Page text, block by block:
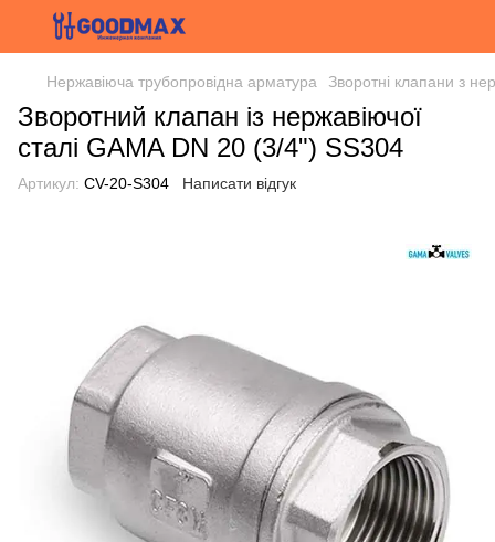
Нержавіюча трубопровідна арматура Зворотні клапани з
Зворотний клапан із нержавіючої
сталі GAMA DN 20 (3/4") SS304
Артикул: CV-20-S304 Написати відгук